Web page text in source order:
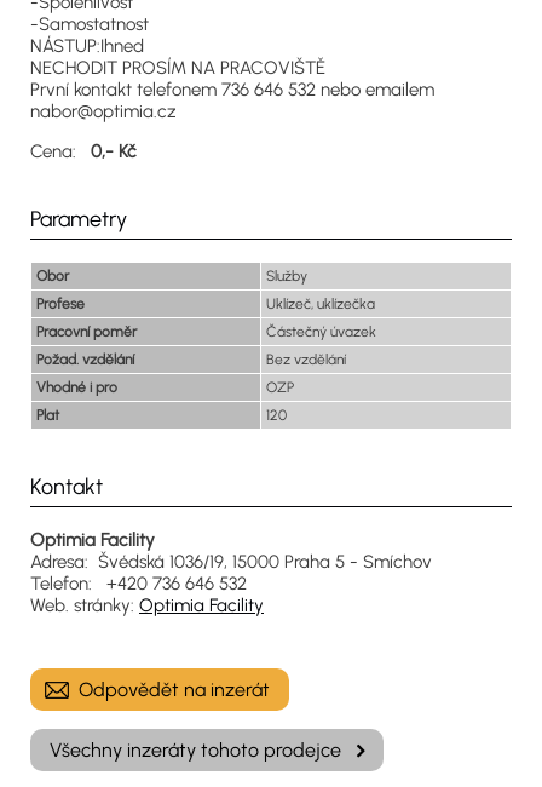
-Samostatnost
NÁSTUP:Ihned
NECHODIT PROSÍM NA PRACOVIŠTĚ
První kontakt telefonem 736 646 532 nebo emailem
nabor@optimia.cz
Cena: 0,- Kč
Parametry
Obor
Služby
Profese
Uklízeč, uklízečka
Pracovní poměr
Částečný úvazek
Požad. vzdělání
Bez vzdělání
Vhodné i pro
OZP
Plat
120
Kontakt
Optimia Facility
Adresa: Švédská 1036/19, 15000 Praha 5 - Smíchov
Telefon: +420 736 646 532
Web. stránky: Optimia Facility
Odpovědět na inzerát
Všechny inzeráty tohoto prodejce